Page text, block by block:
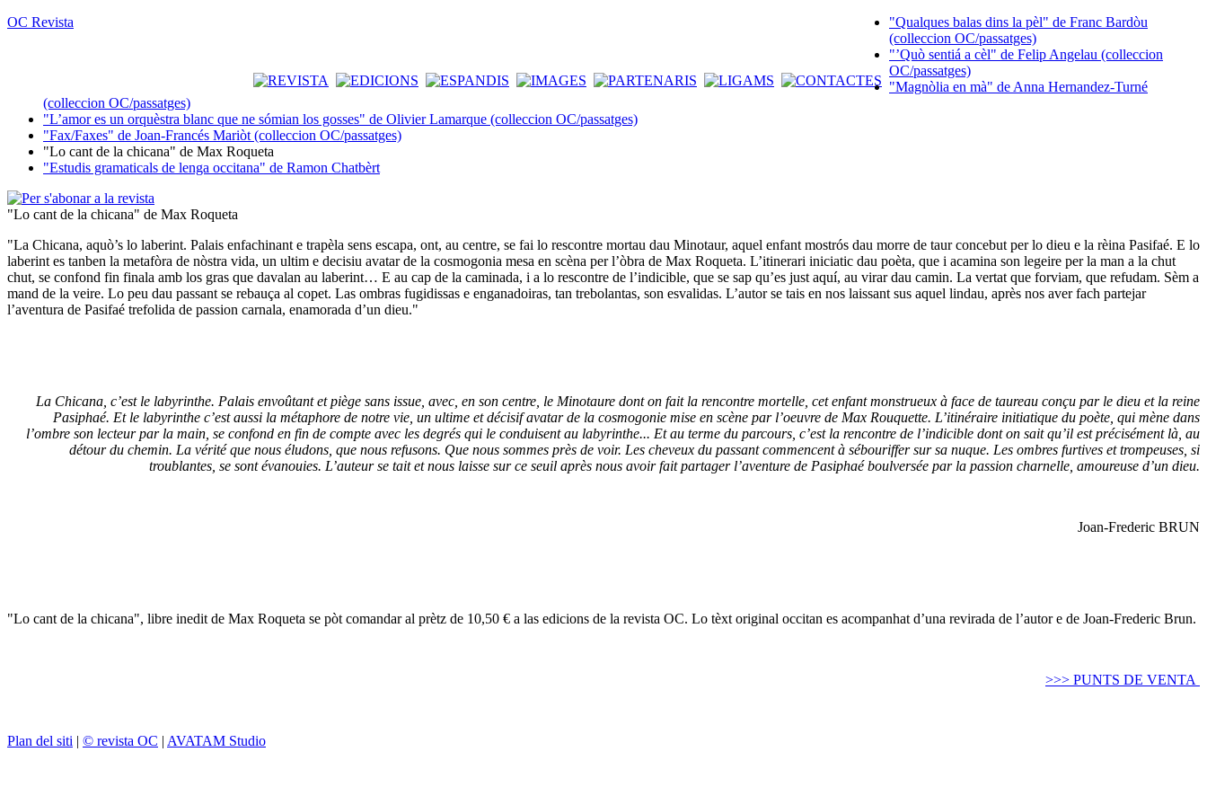
OC Revista
"Qualques balas dins la pèl" de Franc Bardòu
(colleccion OC/passatges)
"’Quò sentiá a cèl" de Felip Angelau (colleccion
OC/passatges)
"Magnòlia en mà" de Anna Hernandez-Turné
(colleccion OC/passatges)
"L’amor es un orquèstra blanc que ne sómian los gosses" de Olivier Lamarque (colleccion OC/passatges)
"Fax/Faxes" de Joan-Francés Mariòt (colleccion OC/passatges)
"Lo cant de la chicana" de Max Roqueta
"Estudis gramaticals de lenga occitana" de Ramon Chatbèrt
"Lo cant de la chicana" de Max Roqueta
"La Chicana, aquò’s lo laberint. Palais enfachinant e trapèla sens escapa, ont, au centre, se fai lo rescontre mortau dau Minotaur, aquel enfant mostrós dau morre de taur concebut per lo dieu e la rèina Pasifaé. E lo
laberint es tanben la metafòra de nòstra vida, un ultim e decisiu avatar de la cosmogonia mesa en scèna per l’òbra de Max Roqueta. L’itinerari iniciatic dau poèta, que i acamina son legeire per la man a la chut
chut, se confond fin finala amb los gras que davalan au laberint… E au cap de la caminada, i a lo rescontre de l’indicible, que se sap qu’es just aquí, au virar dau camin. La vertat que forviam, que refudam. Sèm a
mand de la veire. Lo peu dau passant se rebauça al copet. Las ombras fugidissas e enganadoiras, tan trebolantas, son esvalidas. L’autor se tais en nos laissant sus aquel lindau, après nos aver fach partejar
l’aventura de Pasifaé trefolida de passion carnala, enamorada d’un dieu."
La Chicana, c’est le labyrinthe. Palais envoûtant et piège sans issue, avec, en son centre, le Minotaure dont on fait la rencontre mortelle, cet enfant monstrueux à face de taureau conçu par le dieu et la reine
Pasiphaé. Et le labyrinthe c’est aussi la métaphore de notre vie, un ultime et décisif avatar de la cosmogonie mise en scène par l’oeuvre de Max Rouquette. L’itinéraire initiatique du poète, qui mène dans
l’ombre son lecteur par la main, se confond en fin de compte avec les degrés qui le conduisent au labyrinthe... Et au terme du parcours, c’est la rencontre de l’indicible dont on sait qu’il est précisément là, au
détour du chemin. La vérité que nous éludons, que nous refusons. Que nous sommes près de voir. Les cheveux du passant commencent à sébouriffer sur sa nuque. Les ombres furtives et trompeuses, si
troublantes, se sont évanouies. L’auteur se tait et nous laisse sur ce seuil après nous avoir fait partager l’aventure de Pasiphaé boulversée par la passion charnelle, amoureuse d’un dieu.
Joan-Frederic BRUN
"Lo cant de la chicana", libre inedit de Max Roqueta se pòt comandar al prètz de 10,50 € a las edicions de la revista OC. Lo tèxt original occitan es acompanhat d’una revirada de l’autor e de Joan-Frederic Brun.
>>> PUNTS DE VENTA
Plan del siti | © revista OC | AVATAM Studio